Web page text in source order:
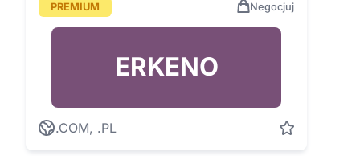
PREMIUM Negocjuj
ERKENO
.COM, .PL